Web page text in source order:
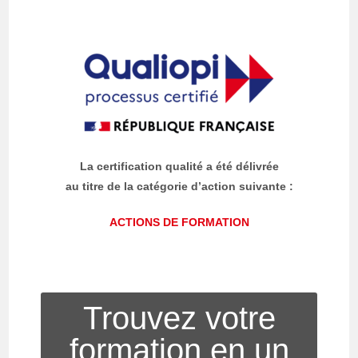
La certification qualité a été délivrée
au titre de la catégorie d’action suivante :
ACTIONS DE FORMATION
Trouvez votre
formation en un